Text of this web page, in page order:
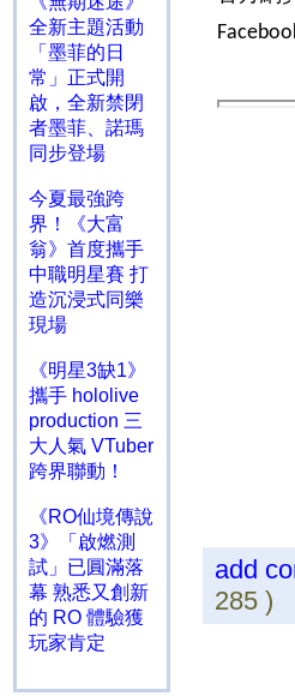
全新主題活動
「墨菲的日
常」正式開
啟，全新禁閉
者墨菲、諾瑪
同步登場
今夏最強跨
界！《大富
翁》首度攜手
中職明星賽 打
造沉浸式同樂
現場
《明星3缺1》
攜手 hololive
production 三
大人氣 VTuber
跨界聯動！
《RO仙境傳說
3》「啟燃測
試」已圓滿落
幕 熟悉又創新
的 RO 體驗獲
玩家肯定
add
285 )